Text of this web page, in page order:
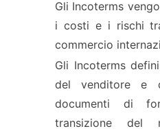
Gli Incoterms
i costi e i rischi
commercio
Gli Incoterms
del venditore e
documenti di
transizione del